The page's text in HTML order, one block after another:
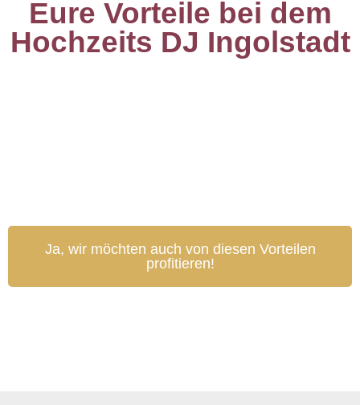
Eure Vorteile bei dem
Hochzeits DJ Ingolstadt
Ja, wir möchten auch von diesen Vorteilen
profitieren!